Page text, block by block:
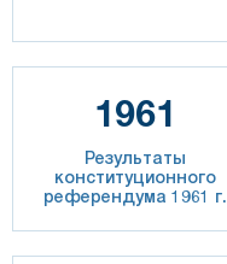
1961
Результаты
конституционного
референдума 1961 г.